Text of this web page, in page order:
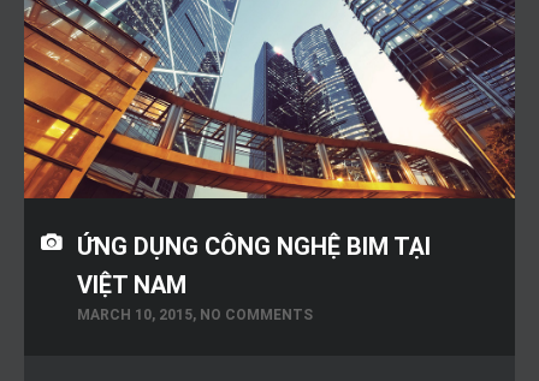
ỨNG DỤNG CÔNG NGHỆ BIM TẠI
VIỆT NAM
MARCH 10, 2015, NO COMMENTS